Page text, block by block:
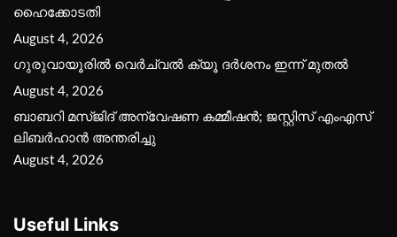
ഹൈക്കോടതി
August 4, 2026
ഗുരുവായൂരില്‍ വെര്‍ച്വല്‍ ക്യൂ ദര്‍ശനം ഇന്ന് മുതല്‍
August 4, 2026
ബാബറി മസ്ജിദ് അന്വേഷണ കമ്മീഷന്‍; ജസ്റ്റിസ് എംഎസ്
ലിബര്‍ഹാന്‍ അന്തരിച്ചു
August 4, 2026
Useful Links